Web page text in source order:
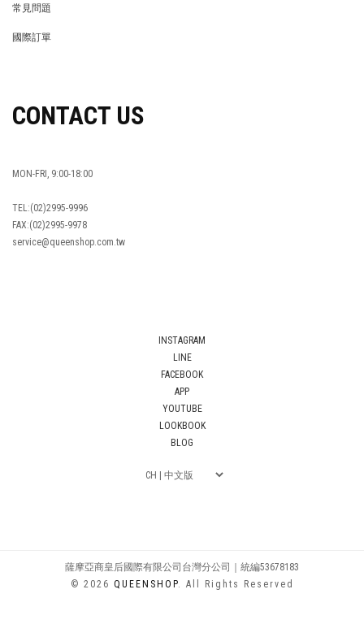
常見問題
國際訂單
CONTACT US
MON-FRI, 9:00-18:00
TEL:(02)2995-9996
FAX:(02)2995-9978
service@queenshop.com.tw
INSTAGRAM
LINE
FACEBOOK
APP
YOUTUBE
LOOKBOOK
BLOG
薩摩亞商皇后國際有限公司台灣分公司｜統編53678183
© 2026 QUEENSHOP. All Rights Reserved